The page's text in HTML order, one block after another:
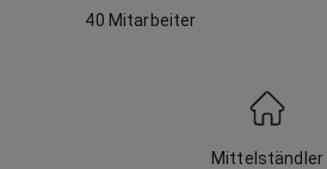
40 Mitarbeiter
Mittelständler